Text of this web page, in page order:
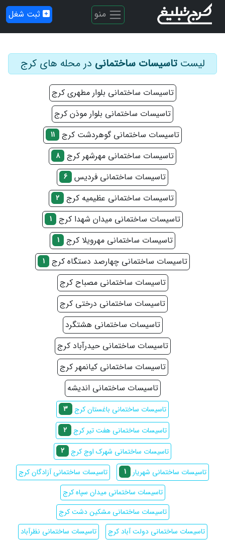
منو ثبت شغل
لیستتاسیسات ساختمانی در محله های کرج
تاسیسات ساختمانی بلوار مطهری کرج
تاسیسات ساختمانی بلوار موذن کرج
تاسیسات ساختمانی گوهردشت کرج 11
تاسیسات ساختمانی مهرشهر کرج 8
تاسیسات ساختمانی فردیس 6
تاسیسات ساختمانی عظیمیه کرج 2
تاسیسات ساختمانی میدان شهدا کرج 1
تاسیسات ساختمانی مهرویلا کرج 1
تاسیسات ساختمانی چهارصد دستگاه کرج 1
تاسیسات ساختمانی مصباح کرج
تاسیسات ساختمانی درختی کرج
تاسیسات ساختمانی هشتگرد
تاسیسات ساختمانی حیدرآباد کرج
تاسیسات ساختمانی کیانمهر کرج
تاسیسات ساختمانی اندیشه
تاسیسات ساختمانی باغستان کرج 3
تاسیسات ساختمانی هفت تیر کرج 2
تاسیسات ساختمانی شهرک اوج کرج 2
تاسیسات ساختمانی شهریار
1
تاسیسات ساختمانی آزادگان کرج
تاسیسات ساختمانی میدان سپاه کرج
تاسیسات ساختمانی مشکین دشت کرج
تاسیسات ساختمانی دولت آباد کرج
تاسیسات ساختمانی نظرآباد